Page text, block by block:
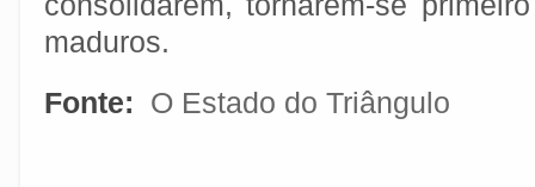
maduros.
Fonte:
O Estado do Triângulo